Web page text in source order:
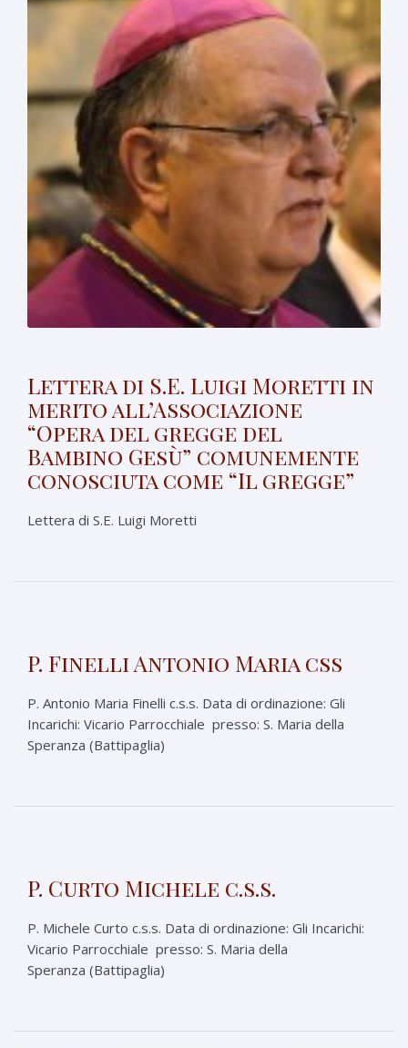
Lettera di S.E. Luigi Moretti in
merito all’Associazione
“Opera del gregge del
Bambino Gesù” comunemente
conosciuta come “Il gregge”
Lettera di S.E. Luigi Moretti
P. Finelli Antonio Maria css
P. Antonio Maria Finelli c.s.s. Data di ordinazione: Gli
Incarichi: Vicario Parrocchiale presso: S. Maria della
Speranza (Battipaglia)
P. Curto Michele c.s.s.
P. Michele Curto c.s.s. Data di ordinazione: Gli Incarichi:
Vicario Parrocchiale presso: S. Maria della
Speranza (Battipaglia)